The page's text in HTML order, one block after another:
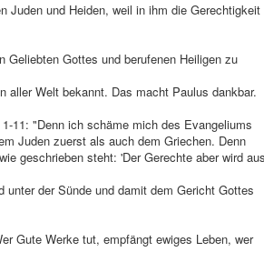
Juden und Heiden, weil in ihm die Gerechtigkeit
Geliebten Gottes und berufenen Heiligen zu
aller Welt bekannt. Das macht Paulus dankbar.
11: "Denn ich schäme mich des Evangeliums
Juden zuerst als auch dem Griechen. Denn
geschrieben steht: 'Der Gerechte aber wird
der Sünde und damit dem Gericht Gottes
Gute Werke tut, empfängt ewiges Leben, wer